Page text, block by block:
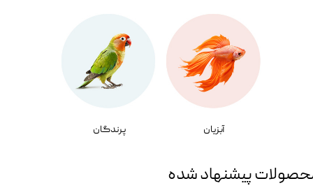
آبزیان پرندگان
پیشنهاد شده